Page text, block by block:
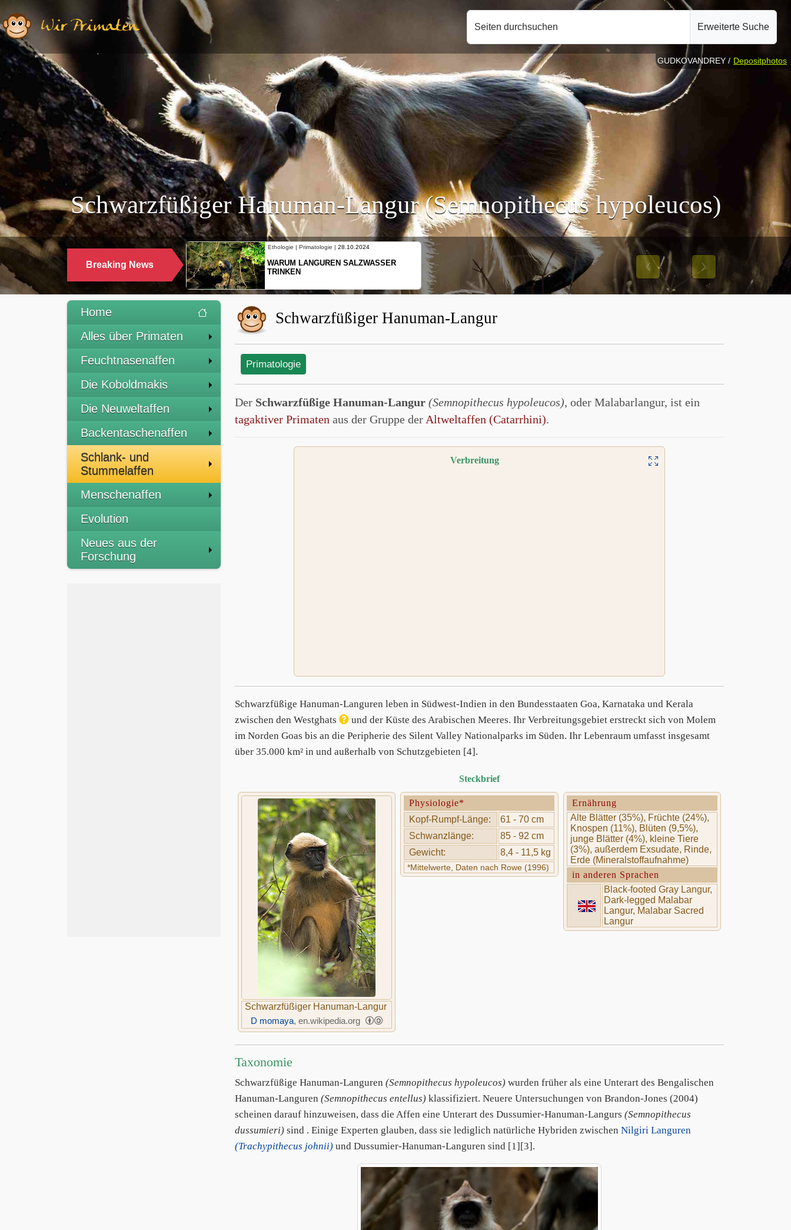
Wir Primaten Seiten durchsuchen Erweiterte Suche
Schwarzfüßiger Hanuman-Langur (Semnopithecus hypoleucos)
Breaking News
Ethologie | Primatologie | 10.10.2024
NEUES VON WEIBLICHEN
SCHOPFGIBBONS UND IHRER
Previous Next
GUDKOVANDREY / Depositphotos
Home
Alles über Primaten
Feuchtnasenaffen
Die Koboldmakis
Die Neuweltaffen
Backentaschenaffen
Schlank- und
Stummelaffen
Menschenaffen
Evolution
Neues aus der
Forschung
Schwarzfüßiger Hanuman-Langur
Primatologie
Der Schwarzfüßige Hanuman-Langur (Semnopithecus hypoleucos), oder Malabarlangur, ist ein
tagaktiver Primaten aus der Gruppe der Altweltaffen (Catarrhini).
Verbreitung
Schwarzfüßige Hanuman-Languren leben in Südwest-Indien in den Bundesstaaten Goa, Karnataka und Kerala
zwischen den Westghats
und der Küste des Arabischen Meeres. Ihr Verbreitungsgebiet erstreckt sich von Molem
im Norden Goas bis an die Peripherie des Silent Valley Nationalparks im Süden. Ihr Lebenraum umfasst insgesamt
über 35.000 km² in und außerhalb von Schutzgebieten [4].
Steckbrief
Schwarzfüßiger Hanuman-Langur
D momaya, en.wikipedia.org
Physiologie*
Kopf-Rumpf-Länge:
61 - 70 cm
Schwanzlänge:
85 - 92 cm
Gewicht:
8,4 - 11,5 kg
*Mittelwerte, Daten nach Rowe (1996)
Ernährung
Alte Blätter (35%), Früchte (24%),
Knospen (11%), Blüten (9,5%),
junge Blätter (4%), kleine Tiere
(3%), außerdem Exsudate, Rinde,
Erde (Mineralstoffaufnahme)
in anderen Sprachen
Black-footed Gray Langur,
Dark-legged Malabar
Langur, Malabar Sacred
Langur
Taxonomie
Schwarzfüßige Hanuman-Languren (Semnopithecus hypoleucos) wurden früher als eine Unterart des Bengalischen
Hanuman-Languren (Semnopithecus entellus) klassifiziert. Neuere Untersuchungen von Brandon-Jones (2004)
scheinen darauf hinzuweisen, dass die Affen eine Unterart des Dussumier-Hanuman-Langurs (Semnopithecus
dussumieri) sind . Einige Experten glauben, dass sie lediglich natürliche Hybriden zwischen Nilgiri Languren
(Trachypithecus johnii) und Dussumier-Hanuman-Languren sind [1][3].